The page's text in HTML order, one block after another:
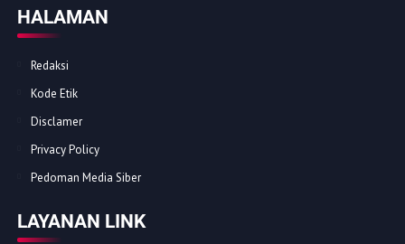
HALAMAN
Redaksi
Kode Etik
Disclamer
Privacy Policy
Pedoman Media Siber
LAYANAN LINK